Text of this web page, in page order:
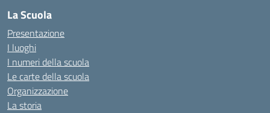
La Scuola
Presentazione
I luoghi
I numeri della scuola
Le carte della scuola
Organizzazione
La storia